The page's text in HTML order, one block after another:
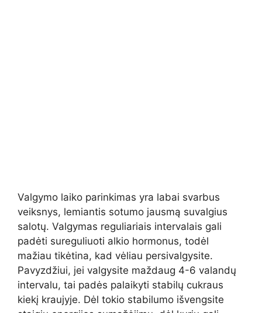
Valgymo laiko parinkimas yra labai svarbus
veiksnys, lemiantis sotumo jausmą suvalgius
salotų. Valgymas reguliariais intervalais gali
padėti sureguliuoti alkio hormonus, todėl
mažiau tikėtina, kad vėliau persivalgysite.
Pavyzdžiui, jei valgysite maždaug 4-6 valandų
intervalu, tai padės palaikyti stabilų cukraus
kiekį kraujyje. Dėl tokio stabilumo išvengsite